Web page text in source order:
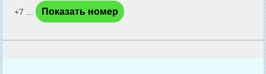
+7 ...
Показать номер